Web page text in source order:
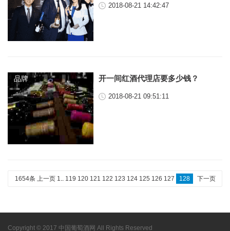
2018-08-21 14:42:47
品牌 开一间红酒代理店要多少钱？
2018-08-21 09:51:11
1654条 上一页 1.. 119 120 121 122 123 124 125 126 127 128 下一页
Copyright © 2017 中国葡萄酒网 All Rights Reserved